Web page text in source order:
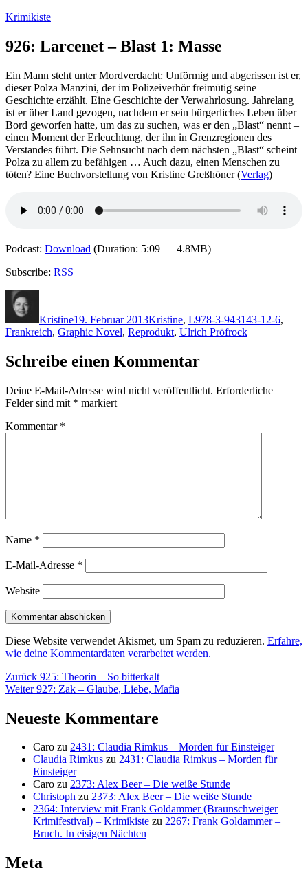
Zum
springen
Krimikiste
926: Larcenet – Blast 1: Masse
Ein Mann steht unter Mordverdacht: Unförmig und abgerissen ist er,
dieser Polza Manzini, der im Polizeiverhör freimütig seine
Geschichte erzählt. Eine Geschichte der Verwahrlosung. Jahrelang
ist er über Land gezogen, nachdem er sein bürgerliches Leben über
Bord geworfen hatte, um das zu suchen, was er den „Blast“ nennt –
einen Moment der Erleuchtung, der ihn in Grenzregionen des
Verstandes führt. Die Sehnsucht nach dem nächsten „Blast“ scheint
Polza zu allem zu befähigen … Auch dazu, einen Menschen zu
töten? Eine Buchvorstellung von Kristine Greßhöner (Verlag)
Podcast: Download (Duration: 5:09 — 4.8MB)
Subscribe: RSS
Kristine19. Februar 2013Kristine, L978-3-943143-12-6,
Frankreich, Graphic Novel, Reprodukt, Ulrich Pröfrock
Schreibe einen Kommentar
Deine E-Mail-Adresse wird nicht veröffentlicht. Erforderliche
Felder sind mit * markiert
Kommentar *
Name *
E-Mail-Adresse *
Website
Diese Website verwendet Akismet, um Spam zu reduzieren. Erfahre,
wie deine Kommentardaten verarbeitet werden.
Beitragsnavigation
Zurück Vorheriger
Beitrag:
925: Theorin – So bitterkalt
Weiter Nächster
927: Zak – Glaube, Liebe, Mafia
Neueste Kommentare
Caro zu 2431: Claudia Rimkus – Morden für Einsteiger
Claudia Rimkus zu 2431: Claudia Rimkus – Morden für
Einsteiger
Caro zu 2373: Alex Beer – Die weiße Stunde
Christoph zu 2373: Alex Beer – Die weiße Stunde
2364: Interview mit Frank Goldammer (Braunschweiger
Krimifestival) – Krimikiste zu 2267: Frank Goldammer –
Bruch. In eisigen Nächten
Meta